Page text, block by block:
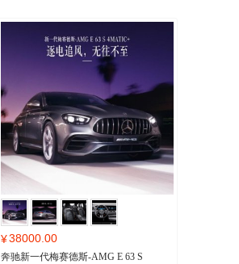
¥38000.00
奔驰新一代梅赛德斯-AMG E 63 S